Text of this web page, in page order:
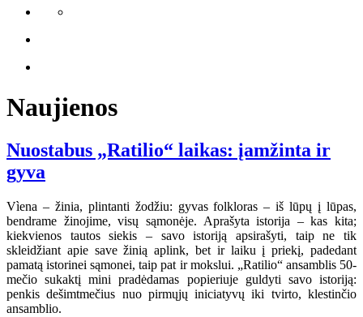
Naujienos
Nuostabus „Ratilio“ laikas: įamžinta ir
gyva
Vìena – žinia, plintanti žodžiu: gyvas folkloras – iš lūpų į lūpas,
bendrame žinojime, visų sąmonėje. Aprašyta istorija – kas kita;
kiekvienos tautos siekis – savo istoriją apsirašyti, taip ne tik
skleidžiant apie save žinią aplink, bet ir laiku į priekį, padedant
pamatą istorinei sąmonei, taip pat ir mokslui. „Ratilio“ ansamblis 50-
mečio sukaktį mini pradėdamas popieriuje guldyti savo istoriją:
penkis dešimtmečius nuo pirmųjų iniciatyvų iki tvirto, klestinčio
ansamblio.